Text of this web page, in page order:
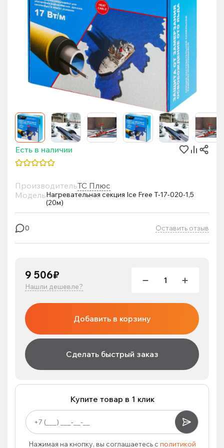
Есть в наличии
ПроизводительТС Плюс
МодельНагревательная секция Ice Free T-17-020-1,5
(20м)
0 Оставить отзыв
9 506₽
Нашли дешевле?
Добавить в корзину
Сделать быстрый заказ
Купите товар в 1 клик
Нажимая на кнопку, вы соглашаетесь с политикой